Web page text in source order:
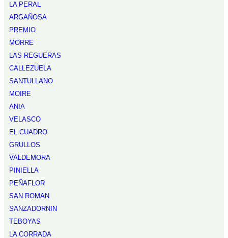
LA PERAL
ARGAÑOSA
PREMIO
MORRE
LAS REGUERAS
CALLEZUELA
SANTULLANO
MOIRE
ANIA
VELASCO
EL CUADRO
GRULLOS
VALDEMORA
PINIELLA
PEÑAFLOR
SAN ROMAN
SANZADORNIN
TEBOYAS
LA CORRADA